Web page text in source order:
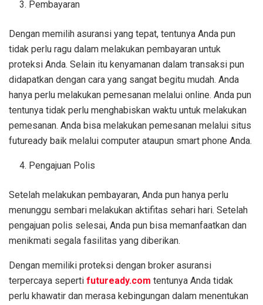
Pembayaran
Dengan memilih asuransi yang tepat, tentunya Anda pun
tidak perlu ragu dalam melakukan pembayaran untuk
proteksi Anda. Selain itu kenyamanan dalam transaksi pun
didapatkan dengan cara yang sangat begitu mudah. Anda
hanya perlu melakukan pemesanan melalui online. Anda pun
tentunya tidak perlu menghabiskan waktu untuk melakukan
pemesanan. Anda bisa melakukan pemesanan melalui situs
futuready baik melalui computer ataupun smart phone Anda.
Pengajuan Polis
Setelah melakukan pembayaran, Anda pun hanya perlu
menunggu sembari melakukan aktifitas sehari hari. Setelah
pengajuan polis selesai, Anda pun bisa memanfaatkan dan
menikmati segala fasilitas yang diberikan.
Dengan memiliki proteksi dengan broker asuransi
terpercaya seperti futuready.com tentunya Anda tidak
perlu khawatir dan merasa kebingungan dalam menentukan